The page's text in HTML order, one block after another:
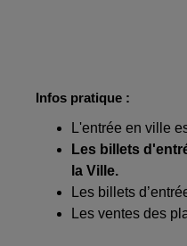
Infos pratique :
L'entrée en ville
Les billets
la Ville.
Les billets
Les ventes des